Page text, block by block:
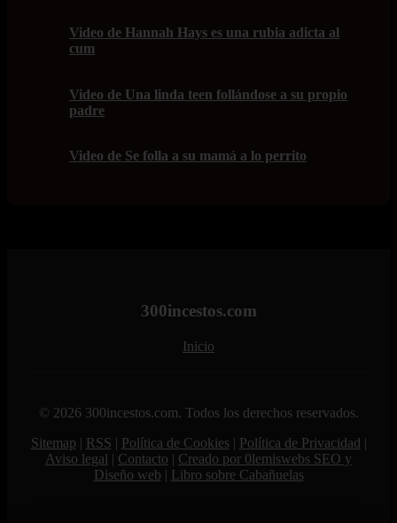
Video de Hannah Hays es una rubia adicta al
cum
Video de Una linda teen follándose a su propio
padre
Video de Se folla a su mamá a lo perrito
300incestos.com
Inicio
© 2026 300incestos.com. Todos los derechos reservados.
Sitemap | RSS | Política de Cookies| Política de Privacidad |
Aviso legal | Contacto | Creado por 0lemiswebs SEO y
Diseño web | Libro sobre Cabañuelas